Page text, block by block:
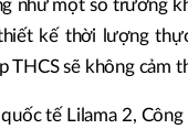
như một số trường
kế thời lượng
THCS sẽ không cảm
tế Lilama 2,